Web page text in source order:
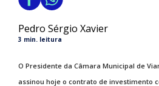
Pedro Sérgio Xavier
3 min. leitura
O Presidente da Câmara Municipal de
assinou hoje o contrato de investimento